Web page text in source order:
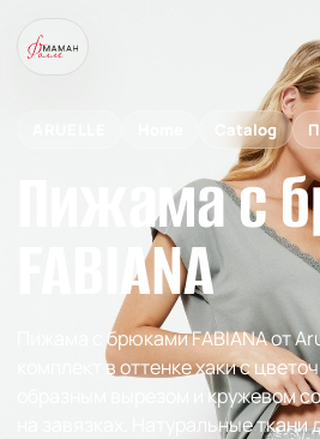
Catalog
Пижама с
FABIANA
Пижама с брюками FABIANA от
комплект в оттенке хаки с
образным вырезом и кружевом
на завязках. Натуральные ткани